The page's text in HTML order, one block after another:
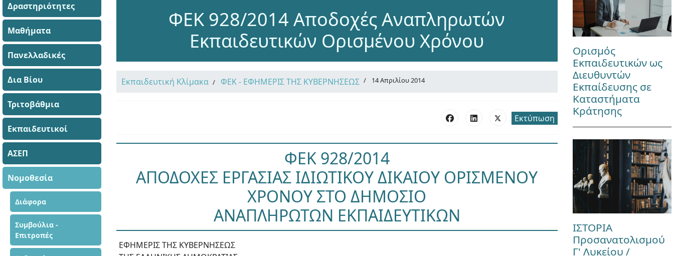
Δραστηριότητες
Μαθήματα
Πανελλαδικές
Δια Βίου
Τριτοβάθμια
Εκπαιδευτικοί
ΑΣΕΠ
Νομοθεσία
Διάφορα
Συμβούλια -
Επιτροπές
ΦΕΚ 928/2014 Αποδοχές Αναπληρωτών
Εκπαιδευτικών Ορισμένου Χρόνου
Εκπαιδευτική Κλίμακα ΦΕΚ - ΕΦΗΜΕΡΙΣ ΤΗΣ ΚΥΒΕΡΝΗΣΕΩΣ 14 Απριλίου 2014
Εκτύπωση
ΦΕΚ 928/2014
ΑΠΟΔΟΧΕΣ ΕΡΓΑΣΙΑΣ ΙΔΙΩΤΙΚΟΥ ΔΙΚΑΙΟΥ ΟΡΙΣΜΕΝΟΥ
ΧΡΟΝΟΥ ΣΤΟ ΔΗΜΟΣΙΟ
ΑΝΑΠΛΗΡΩΤΩΝ ΕΚΠΑΙΔΕΥΤΙΚΩΝ
ΕΦΗΜΕΡΙΣ ΤΗΣ ΚΥΒΕΡΝΗΣΕΩΣ
Ορισμός
Εκπαιδευτικών ως
Διευθυντών
Εκπαίδευσης σε
Καταστήματα
Κράτησης
ΙΣΤΟΡΙΑ
Προσανατολισμού
Γ' Λυκείου /